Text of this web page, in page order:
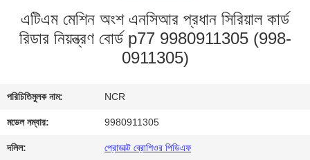
মান
যোগাযোগ
করুন
এটিএম মেশিন অংশ এনসিআর প্রধান সিরিয়াল কার্ড
রিডার নিয়ন্ত্রণ বোর্ড p77 9980911305 (998-
0911305)
পরিচিতিমুলক নাম: NCR
মডেল নম্বার: 9980911305
দলিল: প্রোডাক্ট ব্রোশিওর পিডিএফ